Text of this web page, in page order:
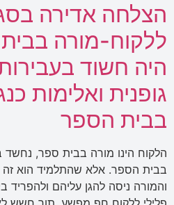
הצלחה אדירה
ללקוח-מורה
היה חשוד
גופנית ואלימות
בבית הספר
הלקוח הינו מורה בבית ספר,
בבית הספר. אלא שהתלמיד הוא
והמורה ניסה להגן עליהם ולהפריד